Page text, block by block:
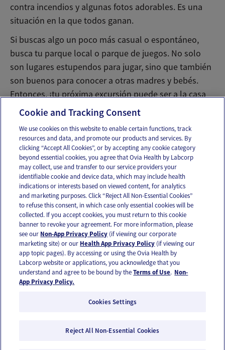
contra incendios y algunas fotos adorables. Es una
situación en la que todos ganan.
Si buscas algo un poco más casual o espontáneo,
busca tu parque local o parque de juegos. No solo
son lugares estupendos para jugar, sino que también
son buenos para conocer a otras madres y bebés.
Entonces, ¡tu próxima excursión puede ser a la casa
de un amigo para una reunión para jugar!
Email Text
OUR APPS
FOLLOW US
Privacy Policy
© 2026 Ovia Health by Labcorp
Cookie and Tracking Consent
We use cookies on this website to enable certain functions, track
resources and data, and promote our products and services. By
clicking “Accept All Cookies”, or by accepting any cookie category
beyond essential cookies, you agree that Ovia Health by Labcorp
may collect, use and transfer to our service providers your
identifiable cookie and device data, which may include health
indications or interests based on viewed content, for analytics
and marketing purposes. Click “Reject All Non-Essential Cookies”
to refuse this consent, in which case only essential cookies will be
collected. If you accept cookies, you must return to this cookie
banner to revoke your agreement. For more information, please
see our Non-App Privacy Policy (if viewing our corporate
marketing site) or our Health App Privacy Policy (if viewing our
app topic pages). By accessing or using the Ovia Health by
Labcorp website or applications, you acknowledge that you
understand and agree to be bound by theTerms of Use. Non-
App Privacy Policy.
Cookies Settings
Reject All Non-Essential Cookies